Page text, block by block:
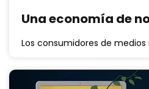
Una economía de
Los consumidores de